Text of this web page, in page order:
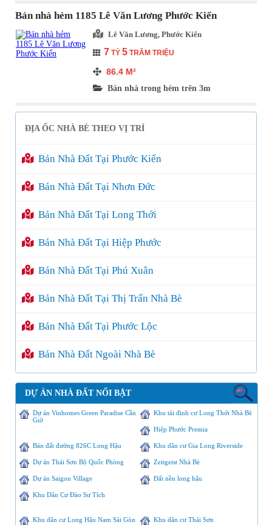
Bán nhà hẻm 1185 Lê Văn Lương Phước Kiển
Lê Văn Lương, Phước Kiển
7 TỶ5 TRĂM TRIỆU
86.4 M²
Bán nhà trong hẻm trên 3m
ĐỊA ỐC NHÀ BÈ THEO VỊ TRÍ
Bán Nhà Đất Tại Phước Kiển
Bán Nhà Đất Tại Nhơn Đức
Bán Nhà Đất Tại Long Thới
Bán Nhà Đất Tại Hiệp Phước
Bán Nhà Đất Tại Phú Xuân
Bán Nhà Đất Tại Thị Trấn Nhà Bè
Bán Nhà Đất Tại Phước Lộc
Bán Nhà Đất Ngoài Nhà Bè
DỰ ÁN NHÀ ĐẤT NỔI BẬT
Dự án Vinhomes Green Paradise Cần
Giờ
Khu tái định cư Long Thới Nhà Bè
Hiệp Phước Premia
Bán đất đường 826C Long Hậu Khu dân cư Gia Long Riverside
Dự án Thái Sơn Bộ Quốc Phòng Zeitgeist Nhà Bè
Dự án Saigon Village Đất nền long hậu
Khu Dân Cư Đào Sư Tích
Khu dân cư Long Hậu Nam Sài Gòn Khu dân cư Thái Sơn